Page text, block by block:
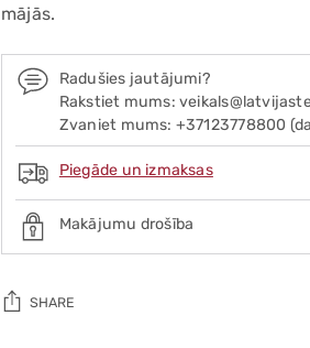
mājās.
Radušies jautājumi?
Rakstiet mums:
Zvaniet mums: +37123778800
Piegāde un izmaksas
Makājumu drošība
SHARE